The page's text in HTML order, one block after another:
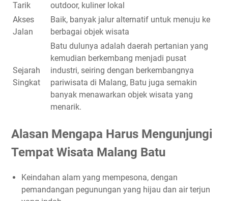
Tarik
outdoor, kuliner lokal
Akses
Jalan
Baik, banyak jalur alternatif untuk menuju ke
berbagai objek wisata
Sejarah
Singkat
Batu dulunya adalah daerah pertanian yang
kemudian berkembang menjadi pusat
industri, seiring dengan berkembangnya
pariwisata di Malang, Batu juga semakin
banyak menawarkan objek wisata yang
menarik.
Alasan Mengapa Harus Mengunjungi
Tempat Wisata Malang Batu
Keindahan alam yang mempesona, dengan
pemandangan pegunungan yang hijau dan air terjun